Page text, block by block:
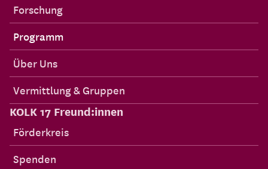
Forschung
Programm
Über Uns
Vermittlung & Gruppen
KOLK 17 Freund:innen
Förderkreis
Spenden